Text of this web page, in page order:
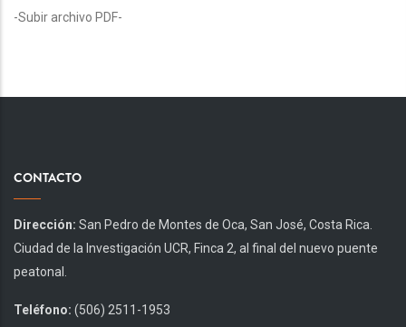
-Subir archivo PDF-
CONTACTO
Dirección: San Pedro de Montes de Oca, San José, Costa Rica.
Ciudad de la Investigación UCR, Finca 2, al final del nuevo puente
peatonal.
Teléfono: (506) 2511-1953